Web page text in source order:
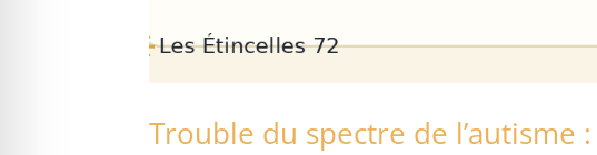
Trouble du spectre de l’autisme